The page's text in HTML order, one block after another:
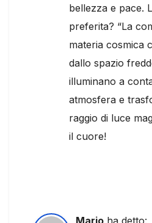
bellezza e pace.
preferita? “La
materia cosmica
dallo spazio
illuminano a
atmosfera e
raggio di luce
il cuore!